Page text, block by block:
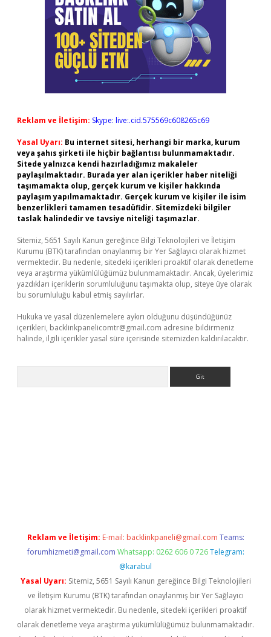
Reklam ve İletişim: Skype: live:.cid.575569c608265c69
Yasal Uyarı: Bu internet sitesi, herhangi bir marka, kurum
veya şahıs şirketi ile hiçbir bağlantısı bulunmamaktadır.
Sitede yalnızca kendi hazırladığımız makaleler
paylaşılmaktadır. Burada yer alan içerikler haber niteliği
taşımamakta olup, gerçek kurum ve kişiler hakkında
paylaşım yapılmamaktadır. Gerçek kurum ve kişiler ile isim
benzerlikleri tamamen tesadüfidir. Sitemizdeki bilgiler
taslak halindedir ve tavsiye niteliği taşımazlar.
Sitemiz, 5651 Sayılı Kanun gereğince Bilgi Teknolojileri ve İletişim
Kurumu (BTK) tarafından onaylanmış bir Yer Sağlayıcı olarak hizmet
vermektedir. Bu nedenle, sitedeki içerikleri proaktif olarak denetleme
veya araştırma yükümlülüğümüz bulunmamaktadır. Ancak, üyelerimiz
yazdıkları içeriklerin sorumluluğunu taşımakta olup, siteye üye olarak
bu sorumluluğu kabul etmiş sayılırlar.
Hukuka ve yasal düzenlemelere aykırı olduğunu düşündüğünüz
içerikleri, backlinkpanelicomtr@gmail.com adresine bildirmeniz
halinde, ilgili içerikler yasal süre içerisinde sitemizden kaldırılacaktır.
Reklam ve İletişim: E-mail: backlinkpaneli@gmail.com Teams:
forumhizmeti@gmail.com Whatsapp: 0262 606 0 726 Telegram:
@karabul
Yasal Uyarı: Sitemiz, 5651 Sayılı Kanun gereğince Bilgi Teknolojileri
ve İletişim Kurumu (BTK) tarafından onaylanmış bir Yer Sağlayıcı
olarak hizmet vermektedir. Bu nedenle, sitedeki içerikleri proaktif
olarak denetleme veya araştırma yükümlülüğümüz bulunmamaktadır.